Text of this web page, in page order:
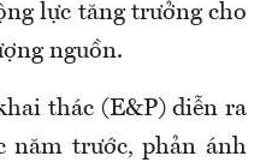
lực tăng trưởng cho
nguồn.
thác (E&P) diễn ra
năm trước, phản ánh